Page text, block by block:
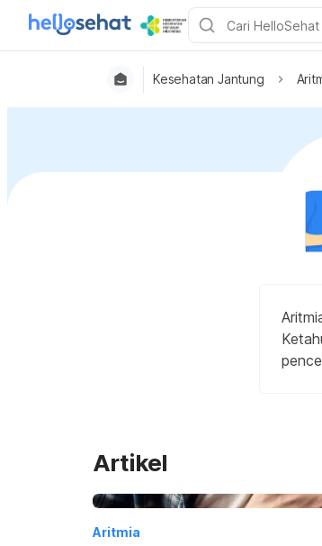
Kesehatan Jantung
Artikel
Aritmia